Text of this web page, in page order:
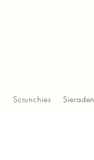
Scrunchies Sieraden